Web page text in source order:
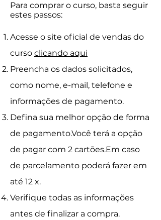
Para comprar o curso, basta seguir
estes passos:
Acesse o site oficial de vendas do
curso clicando aqui
Preencha os dados solicitados,
como nome, e-mail, telefone e
informações de pagamento.
Defina sua melhor opção de forma
de pagamento.Você terá a opção
de pagar com 2 cartões.Em caso
de parcelamento poderá fazer em
até 12 x.
Verifique todas as informações
antes de finalizar a compra.